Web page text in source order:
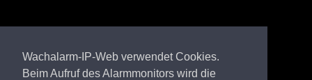
Wachalarm-IP-Web verwendet Cookies.
Beim Aufruf des Alarmmonitors wird die